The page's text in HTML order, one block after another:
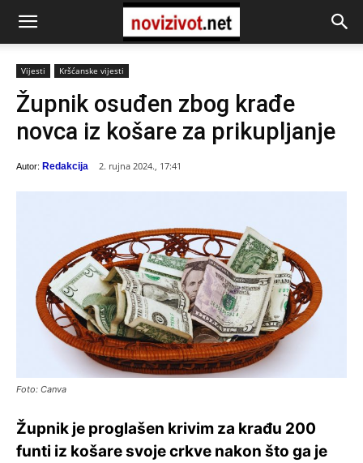
Vijesti Kršćanske vijesti
Župnik osuđen zbog krađe
novca iz košare za prikupljanje
Autor: Redakcija 2. rujna 2024., 17:41
Foto: Canva
Župnik je proglašen krivim za krađu 200
funti iz košare svoje crkve nakon što ga je